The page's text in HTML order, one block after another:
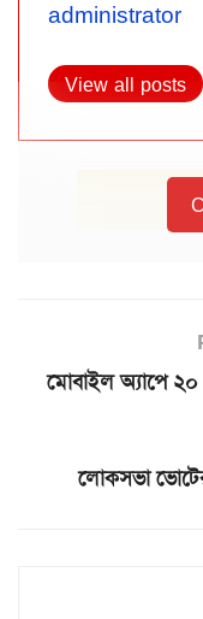
administrator
View all posts
মোবাইল অ্যাপে ২০
লোকসভা